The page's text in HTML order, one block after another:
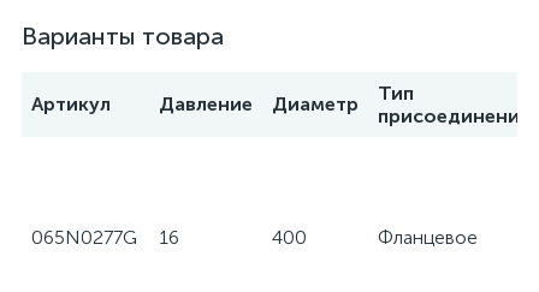
Варианты товара
Артикул Давление Диаметр
Тип
присоединения
065N0277G 16 400 Фланцевое